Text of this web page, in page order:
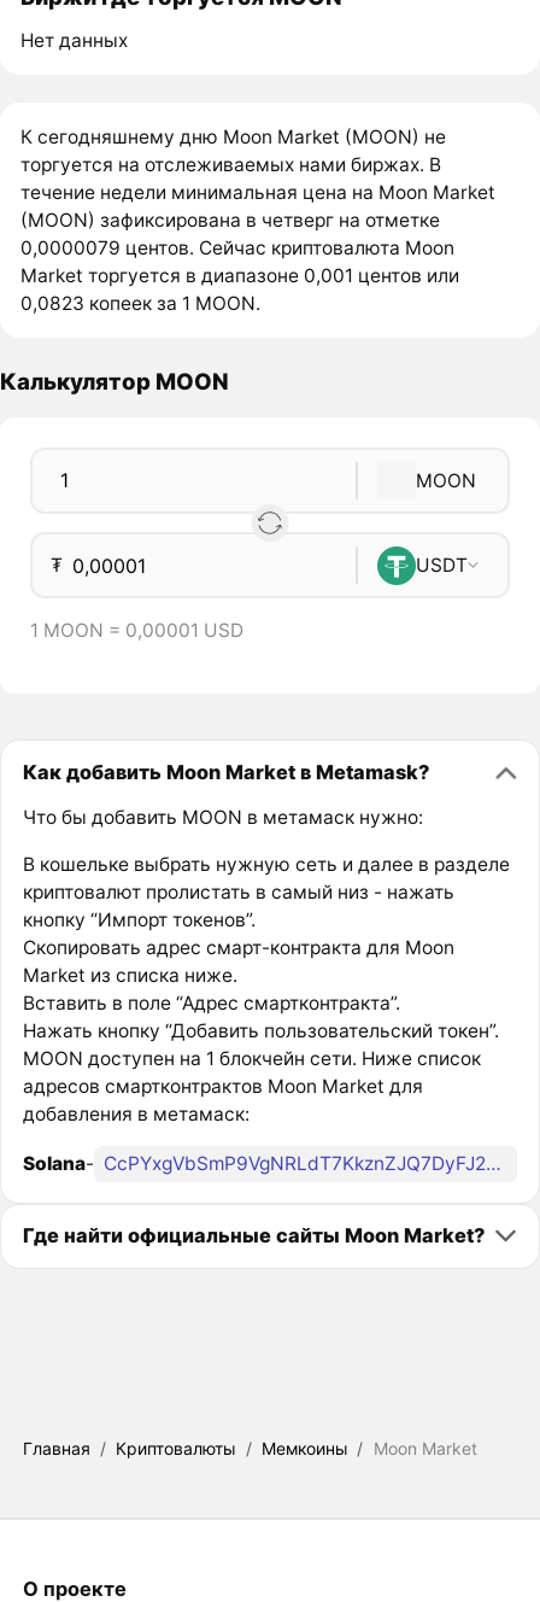
Нет данных
К сегодняшнему дню Moon Market (MOON) не
торгуется на отслеживаемых нами биржах. В
течение недели минимальная цена на Moon Market
(MOON) зафиксирована в четверг на отметке
0,0000079 центов. Сейчас криптовалюта Moon
Market торгуется в диапазоне 0,001 центов или
0,0823 копеек за 1 MOON.
Калькулятор MOON
MOON
₮ USDT
1 MOON = 0,00001 USD
Как добавить Moon Market в Metamask?
Что бы добавить MOON в метамаск нужно:
В кошельке выбрать нужную сеть и далее в разделе
криптовалют пролистать в самый низ - нажать
кнопку “Импорт токенов”.
Скопировать адрес смарт-контракта для Moon
Market из списка ниже.
Вставить в поле “Адрес смартконтракта”.
Нажать кнопку “Добавить пользовательский токен”.
MOON доступен на 1 блокчейн сети. Ниже список
адресов смартконтрактов Moon Market для
добавления в метамаск:
Solana- CcPYxgVbSmP9VgNRLdT7KkznZJQ7DyFJ2ZvSPwgdN62e
Где найти официальные сайты Moon Market?
Главная / Криптовалюты / Мемкоины / Moon Market
О проекте